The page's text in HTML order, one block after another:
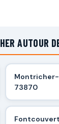
AUTOUR
73870